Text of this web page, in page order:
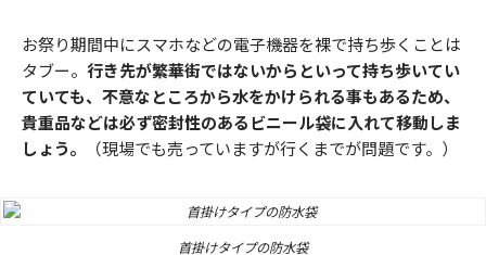
お祭り期間中にスマホなどの電子機器を裸で持ち歩くことは
タブー。 行き先が繁華街ではないからといって持ち歩いてい
ていても、不意なところから水をかけられる事もあるため、
貴重品などは必ず密封性のあるビニール袋に入れて移動しま
しょう。
（現場でも売っていますが行くまでが問題です。）
首掛けタイプの防水袋